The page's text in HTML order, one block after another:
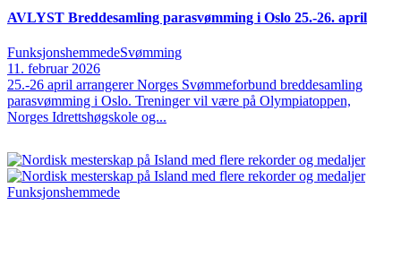
AVLYST Breddesamling parasvømming i Oslo 25.-26. april
FunksjonshemmedeSvømming
11. februar 2026
25.-26 april arrangerer Norges Svømmeforbund breddesamling
parasvømming i Oslo. Treninger vil være på Olympiatoppen,
Norges Idrettshøgskole og...
Funksjonshemmede